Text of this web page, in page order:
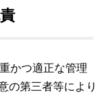
かつ適正な管理
の第三者等により